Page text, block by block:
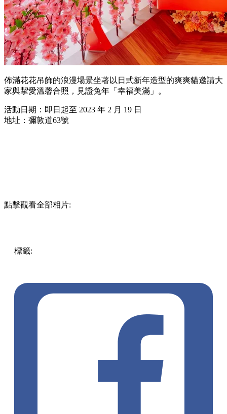
佈滿花花吊飾的浪漫場景坐著以日式新年造型的爽爽貓邀請大
家與挈愛溫馨合照，見證兔年「幸福美滿」。
活動日期：即日起至 2023 年 2 月 19 日
地址：彌敦道63號
點擊觀看全部相片:
標籤: